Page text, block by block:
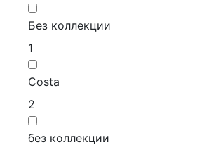
Без коллекции
1
Сosta
2
без коллекции